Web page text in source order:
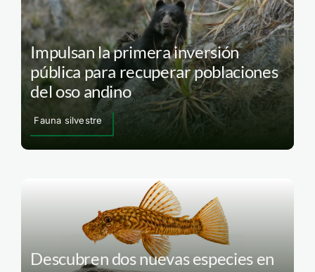
Impulsan la primera inversión
pública para recuperar poblaciones
del oso andino
Fauna silvestre
Descubren dos nuevas especies en